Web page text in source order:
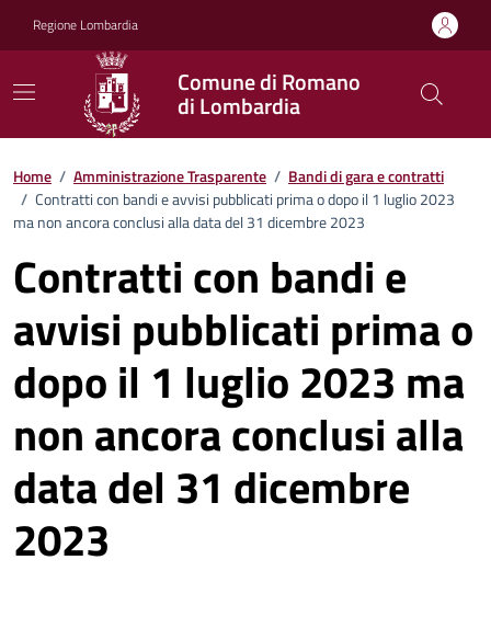
Regione Lombardia
Comune di Romano
di Lombardia
Home / Amministrazione Trasparente / Bandi di gara e contratti
/ Contratti con bandi e avvisi pubblicati prima o dopo il 1 luglio 2023
ma non ancora conclusi alla data del 31 dicembre 2023
Contratti con bandi e
avvisi pubblicati prima o
dopo il 1 luglio 2023 ma
non ancora conclusi alla
data del 31 dicembre
2023